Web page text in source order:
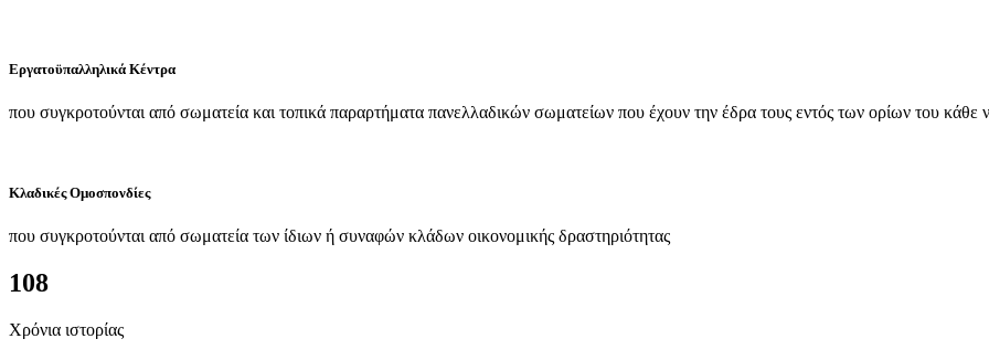
Εργατοϋπαλληλικά Κέντρα
που συγκροτούνται από σωματεία και τοπικά παραρτήματα πανελλαδικών σωματείων που έχουν την έδρα τους εντός των ορίων του κάθε
Κλαδικές Ομοσπονδίες
που συγκροτούνται από σωματεία των ίδιων ή συναφών κλάδων οικονομικής δραστηριότητας
108
Χρόνια ιστορίας